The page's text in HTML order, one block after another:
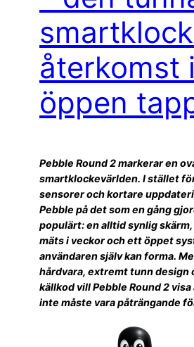
återkomst i
öppen
Pebble Round 2 markerar en
smartklockevärlden. I stället
sensorer och kortare
Pebble på det som en gång
populärt: en alltid synlig
mäts i veckor och ett öppet
användaren själv kan forma.
hårdvara, extremt tunn design
källkod vill Pebble Round 2
inte måste vara påträngande